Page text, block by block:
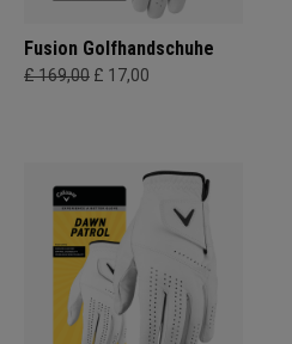
Fusion Golfhandschuhe
£ 169,00 £ 17,00